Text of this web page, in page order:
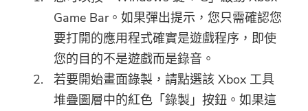
Game Bar。如果彈出提示，您只需確認您
要打開的應用程式確實是遊戲程序，即使
您的目的不是遊戲而是錄音。
若要開始畫面錄製，請點選該 Xbox 工具
堆疊圖層中的紅色「錄製」按鈕。如果這
請輸入有效的電子郵件地址
提交